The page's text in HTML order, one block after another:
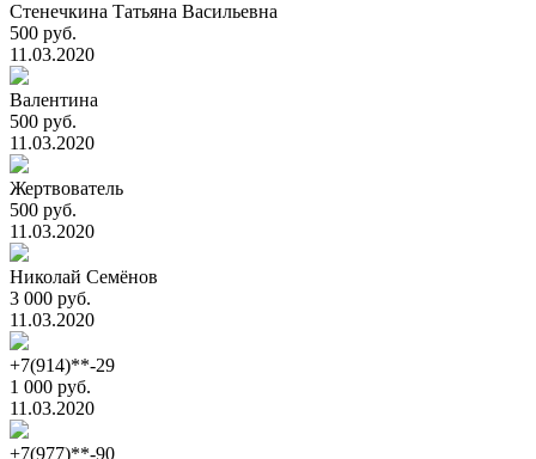
Стенечкина Татьяна Васильевна
500 руб.
11.03.2020
Валентина
500 руб.
11.03.2020
Жертвователь
500 руб.
11.03.2020
Николай Семёнов
3 000 руб.
11.03.2020
+7(914)**-29
1 000 руб.
11.03.2020
+7(977)**-90